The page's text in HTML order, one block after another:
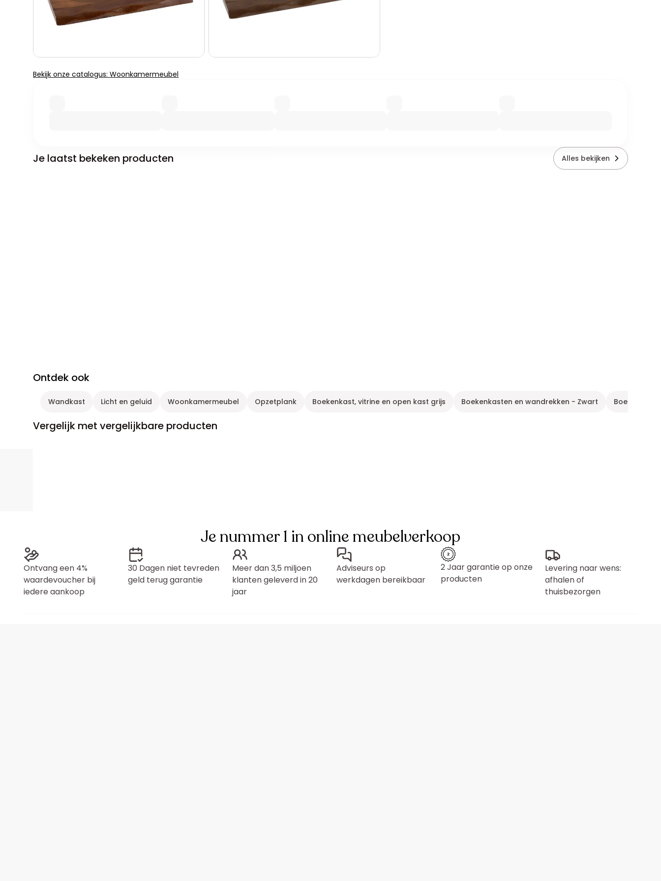
Bekijk onze catalogus: Woonkamermeubel
Je laatst bekeken producten Alles bekijken
Ontdek ook
Wandkast Licht en geluid Woonkamermeubel Opzetplank Boekenkast, vitrine en open kast grijs Boekenkasten en wandrekken - Zwart Boekenkast
Vergelijk met vergelijkbare producten
Je nummer 1 in online meubelverkoop
Ontvang een 4%
waardevoucher bij
iedere aankoop
30 Dagen niet tevreden
geld terug garantie
Meer dan 3,5 miljoen
klanten geleverd in 20
jaar
Adviseurs op
werkdagen bereikbaar
2 Jaar garantie op onze
producten
Levering naar wens:
afhalen of
thuisbezorgen